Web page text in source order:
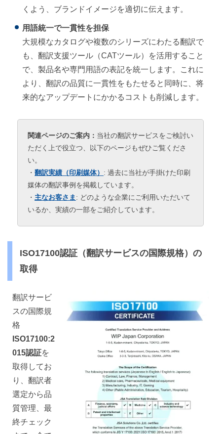
くよう、ブランドイメージを適切に伝えます。
用語統一で一貫性を担保
大規模なカタログや複数のシリーズにわたる翻訳で
も、翻訳支援ツール（CATツール）を活用すること
で、製品名や専門用語の表記を統一します。これに
より、翻訳の品質に一貫性をもたせると同時に、将
来的なアップデートにかかるコストも削減します。
関連ページのご案内： 当社の翻訳サービスをご検討い
ただく上で役立つ、以下のページもぜひご覧くださ
い。
・ 翻訳実績（印刷媒体） : 過去に当社が手掛けた印刷
媒体の翻訳事例を掲載しています。
・ 主なお客さま : どのような企業にご利用いただいて
いるか、実績の一部をご紹介しています。
ISO17100認証（翻訳サービスの国際規格）の
取得
翻訳サービ
スの国際規
格
ISO17100:2
015認証を
取得してお
り、翻訳者
選定から品
質管理、最
終チェック